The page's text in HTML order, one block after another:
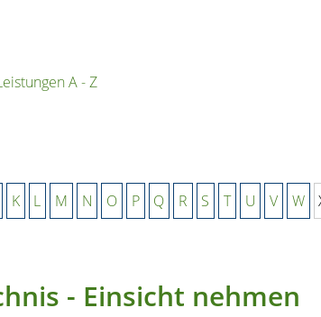
A - Z
K L M N O P Q R S T U V W
- Einsicht nehmen